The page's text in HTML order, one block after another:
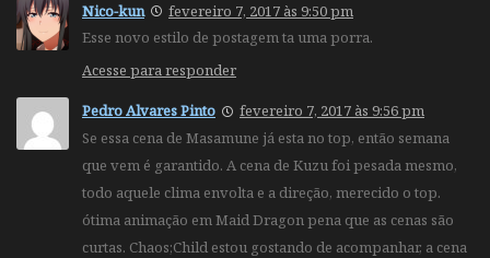
Nico-kun
fevereiro 7, 2017 às 9:50 pm
Esse novo estilo de postagem ta uma porra.
Acesse para responder
Pedro Alvares Pinto
fevereiro 7, 2017 às 9:56 pm
Se essa cena de Masamune já esta no top, então semana
que vem é garantido. A cena de Kuzu foi pesada mesmo,
todo aquele clima envolta e a direção, merecido o top.
ótima animação em Maid Dragon pena que as cenas são
curtas. Chaos;Child estou gostando de acompanhar, a cena